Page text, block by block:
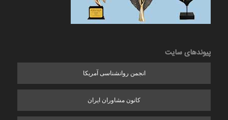
پیوندهای سایت
انجمن روانشناسی آمریکا
کانون مشاوران ایران